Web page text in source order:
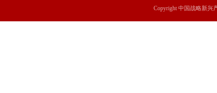
Copyright 中国战略新兴